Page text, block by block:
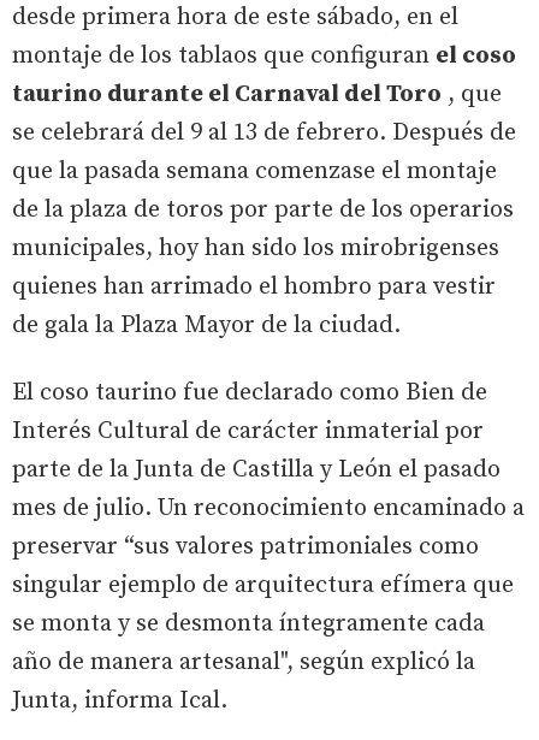
desde primera hora de este sábado, en el
montaje de los tablaos que configuran el coso
taurino durante el Carnaval del Toro , que
se celebrará del 9 al 13 de febrero. Después de
que la pasada semana comenzase el montaje
de la plaza de toros por parte de los operarios
municipales, hoy han sido los mirobrigenses
quienes han arrimado el hombro para vestir
de gala la Plaza Mayor de la ciudad.
El coso taurino fue declarado como Bien de
Interés Cultural de carácter inmaterial por
parte de la Junta de Castilla y León el pasado
mes de julio. Un reconocimiento encaminado a
preservar “sus valores patrimoniales como
singular ejemplo de arquitectura efímera que
se monta y se desmonta íntegramente cada
año de manera artesanal", según explicó la
Junta, informa Ical.